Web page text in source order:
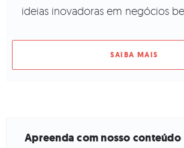
ideias inovadoras em negócios
SAIBA MAIS
Apreenda com nosso conteúdo